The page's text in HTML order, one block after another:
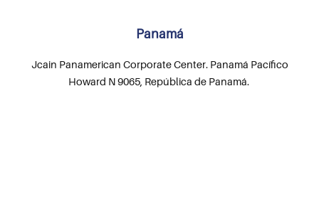
Panamá
Jcain Panamerican Corporate Center. Panamá Pacífico
Howard N 9065, República de Panamá.